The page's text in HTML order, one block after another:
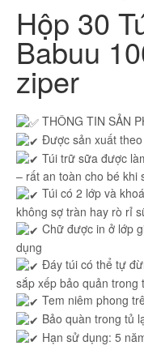
Hộp 30
Babuu
ziper
THÔNG TIN SẢN
Được sản xuất
Túi trữ sữa được
– rất an toàn cho bé khi
Túi có 2 lớp và
không sợ tràn hay rò rỉ
Chữ được in ở lớp
dụng
Đáy túi có thể tự
sắp xếp bảo quản trong
Tem niêm phong
Bảo quàn trong tủ
Hạn sử dụng: 5